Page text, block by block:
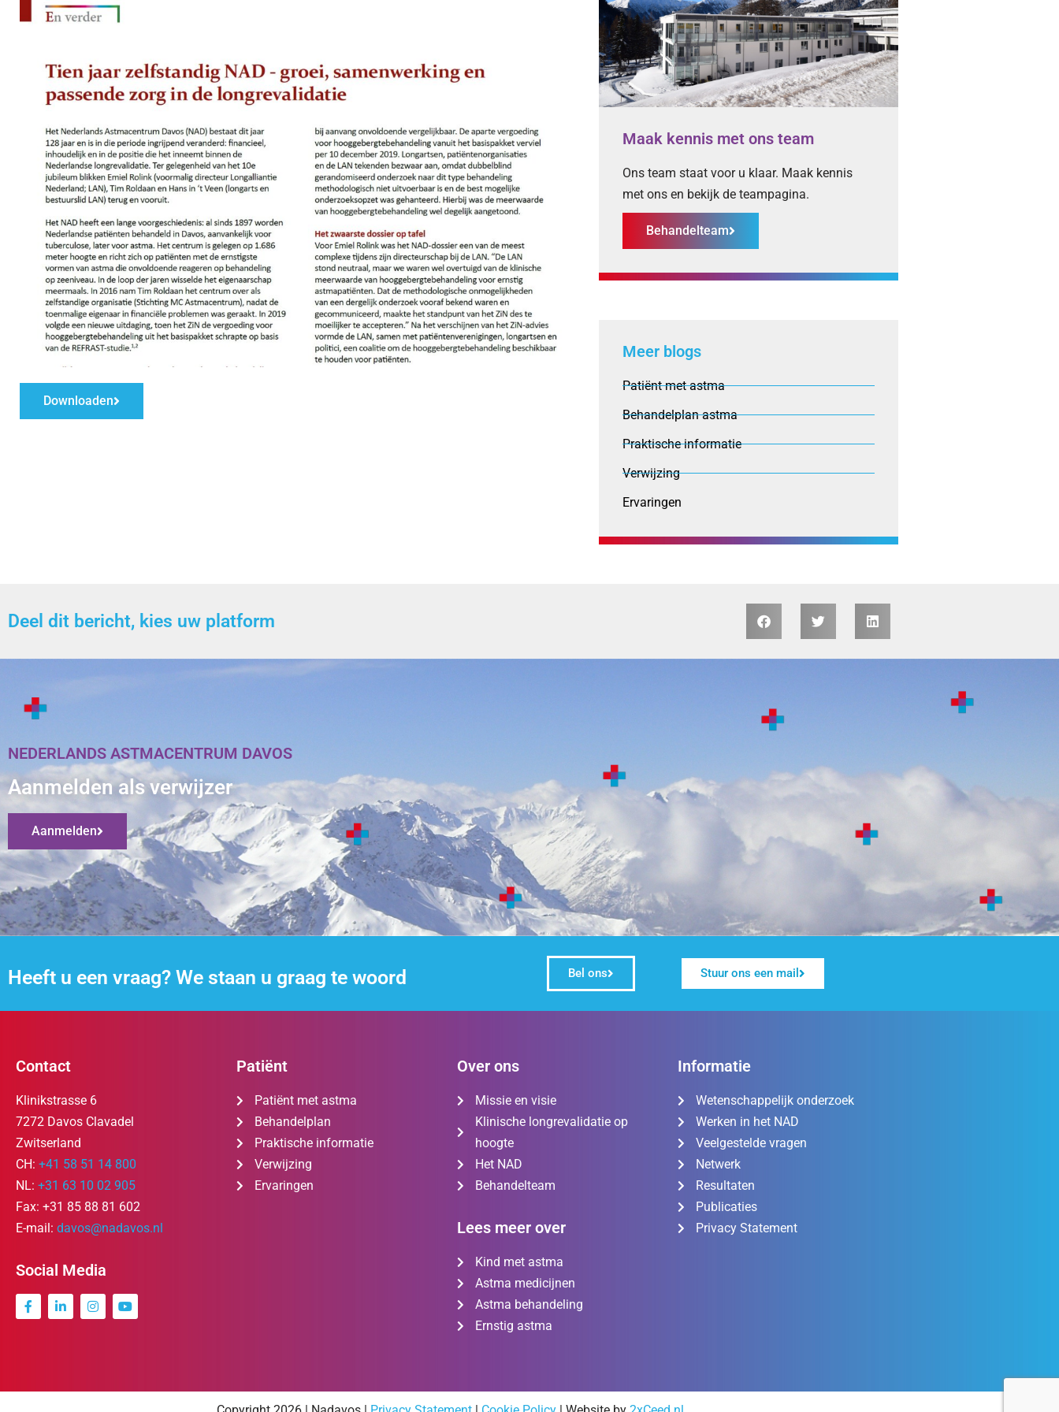
Downloaden
Maak kennis met ons team
Ons team staat voor u klaar. Maak kennis
met ons en bekijk de teampagina.
Behandelteam
Meer blogs
Patiënt met astma
Behandelplan astma
Praktische informatie
Verwijzing
Ervaringen
Deel dit bericht, kies uw platform
NEDERLANDS ASTMACENTRUM DAVOS
Aanmelden als verwijzer
Aanmelden
Heeft u een vraag? We staan u graag te woord Bel ons Stuur ons een mail
Contact
Klinikstrasse 6
7272 Davos Clavadel
Zwitserland
CH: +41 58 51 14 800
NL: +31 63 10 02 905
Fax: +31 85 88 81 602
E-mail: davos@nadavos.nl
Social Media
Patiënt
Patiënt met astma
Behandelplan
Praktische informatie
Verwijzing
Ervaringen
Over ons
Missie en visie
Klinische longrevalidatie op
hoogte
Het NAD
Behandelteam
Lees meer over
Kind met astma
Astma medicijnen
Astma behandeling
Ernstig astma
Informatie
Wetenschappelijk onderzoek
Werken in het NAD
Veelgestelde vragen
Netwerk
Resultaten
Publicaties
Privacy Statement